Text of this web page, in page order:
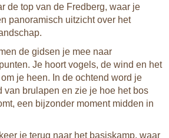
de top van de Fredberg, waar je
panoramisch uitzicht over het
de gidsen je mee naar
Je hoort vogels, de wind en het
je heen. In de ochtend word je
van brulapen en zie je hoe het bos
een bijzonder moment midden in
je terug naar het basiskamp, waar